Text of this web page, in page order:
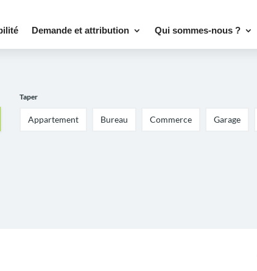
Demande et attribution Qui sommes-nous ?
Taper
Appartement Bureau Commerce Garage